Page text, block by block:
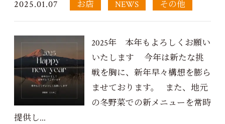
2025.01.07 お店 NEWS その他
2025年 本年もよろしくお願い
いたします 今年は新たな挑
戦を胸に、新年早々構想を膨ら
ませております。 また、地元
の冬野菜での新メニューを常時
提供し...